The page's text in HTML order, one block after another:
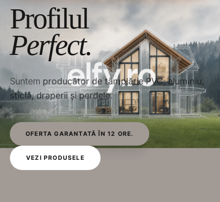
Profilul
Perfect.
Suntem producător de tâmplărie PVC, aluminiu,
sticlă, draperii și perdele.
OFERTA GARANTATĂ ÎN 12 ORE.
VEZI PRODUSELE